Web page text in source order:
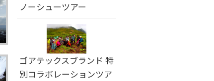
ノーシューツアー
ゴアテックスブランド 特
別コラボレーションツア